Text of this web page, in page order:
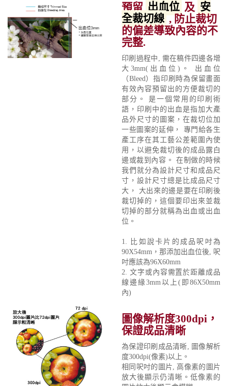
預留 出血位 及 安
全裁切線, 防止裁切
的偏差導致內容的不
完整.
印刷過程中, 需在稿件四邊各增
大3mm(出血位)。 出血位
（Bleed）指印刷時為保留畫面
有效內容預留出的方便裁切的
部分。 是一個常用的印刷術
語，印刷中的出血是指加大產
品外尺寸的圖案，在裁切位加
一些圖案的延伸， 專門給各生
產工序在其工藝公差範圍內使
用，以避免裁切後的成品露白
邊或裁到內容。 在制做的時候
我們就分為設計尺寸和成品尺
寸，設計尺寸總是比成品尺寸
大， 大出來的邊是要在印刷後
裁切掉的，這個要印出來並裁
切掉的部分就稱為出血或出血
位。
1. 比如說卡片的成品呎吋為
90X54mm，那添加出血位後, 呎
吋應該為96X60mm
2. 文字或內容需置於距離成品
線邊緣3mm以上(即86X50mm
內)
圖像解析度300dpi，
保證成品清晰
為保證印刷成品清晰, 圖像解析
度300dpi(像素)以上。
相同呎吋的圖片, 高像素的圖片
放大後顯示仍清晰。低像素的